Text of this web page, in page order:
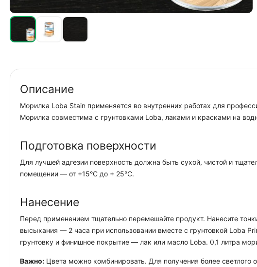
Описание
Морилка Loba Stain применяется во внутренних работах для
Морилка совместима с грунтовками Loba, лаками и красками на
Подготовка поверхности
Для лучшей адгезии поверхность должна быть сухой, чистой и
помещении — от +15°C до + 25°C.
Нанесение
Перед применением тщательно перемешайте продукт. Нанесите
высыхания — 2 часа при использовании вместе с грунтовкой Loba
грунтовку и финишное покрытие — лак или масло Loba. 0,1 литра
Важно: Цвета можно комбинировать. Для получения более